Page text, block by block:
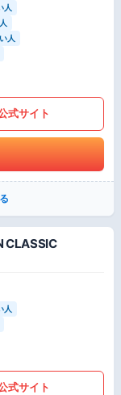
人
人
式サイト
CLASSIC
人
式サイト